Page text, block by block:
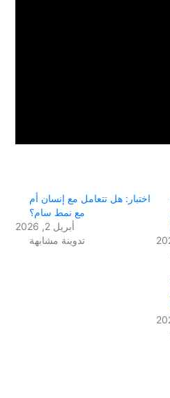
اختبار: هل تتعامل مع إنسان أم
مع نمط سام؟
أبريل 2, 2026
تدوينة مشابهة